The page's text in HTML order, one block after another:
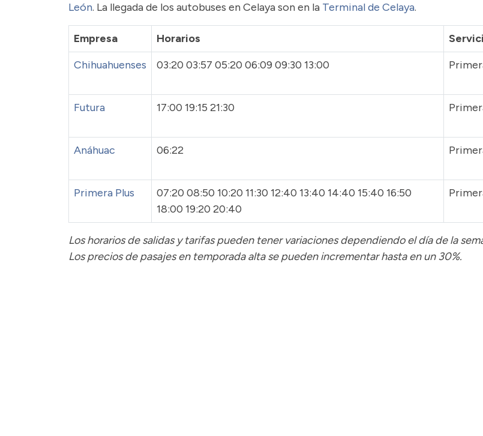
León. La llegada de los autobuses en Celaya son en la Terminal de Celaya.
Empresa Horarios
Chihuahuenses
03:20 03:57 05:20 06:09 09:30 13:00
Futura
17:00 19:15 21:30
Anáhuac
06:22
Primera Plus
07:20 08:50 10:20 11:30 12:40 13:40 14:40 15:40 16:50
18:00 19:20 20:40
Los horarios de salidas y tarifas pueden tener variaciones dependiendo el día de la
Los precios de pasajesen temporada alta se pueden incrementar hasta en un 30%.